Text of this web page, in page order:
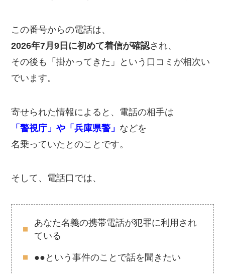
この番号からの電話は、
2026年7月9日に初めて着信が確認され、
その後も「掛かってきた」という口コミが相次い
でいます。
寄せられた情報によると、電話の相手は
「警視庁」や「兵庫県警」 などを
名乗っていたとのことです。
そして、電話口では、
あなた名義の携帯電話が犯罪に利用され
ている
●●という事件のことで話を聞きたい